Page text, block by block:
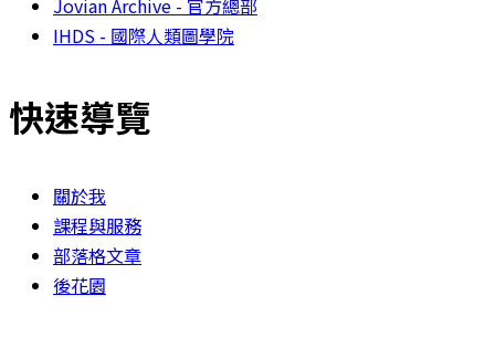
Jovian Archive - 官方總部
IHDS - 國際人類圖學院
快速導覽
關於我
課程與服務
部落格文章
後花園